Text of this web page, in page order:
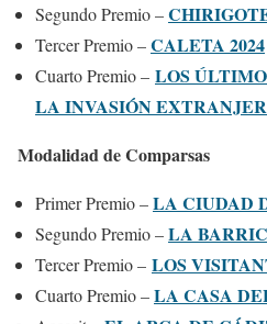
Segundo Premio –
Tercer Premio –CALETA 2024
Cuarto Premio – LOS
LA INVASIÓN
Modalidad de Comparsas
Primer Premio –LA CIUDAD
Segundo Premio –LA
Tercer Premio – LOS
Cuarto Premio –LA CASA